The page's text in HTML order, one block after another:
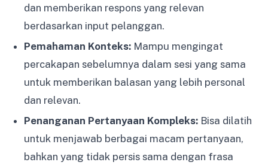
dan memberikan respons yang relevan
berdasarkan input pelanggan.
Pemahaman Konteks: Mampu mengingat
percakapan sebelumnya dalam sesi yang sama
untuk memberikan balasan yang lebih personal
dan relevan.
Penanganan Pertanyaan Kompleks: Bisa dilatih
untuk menjawab berbagai macam pertanyaan,
bahkan yang tidak persis sama dengan frasa